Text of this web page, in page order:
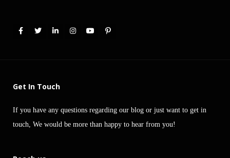
Get In Touch
If you have any questions regarding our blog or just want to get in
touch, We would be more than happy to hear from you!